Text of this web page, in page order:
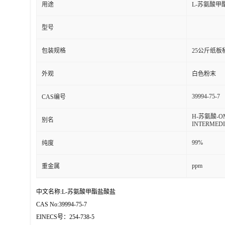
用途 L-苏氨酸甲
型号
包装规格 25公斤纸板
外观 白色粉末
CAS编号 39994-75-7
别名
H-苏氨酸-
纯度 99%
重金属 ppm
中文名称:L-苏氨酸甲酯盐酸盐
CAS No:39994-75-7
EINECS号：254-738-5